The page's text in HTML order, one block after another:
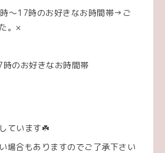
〜17時のお好きなお時間帯→ご
。×
のお好きなお時間帯
ています☘️
場合もありますのでご了承下さい